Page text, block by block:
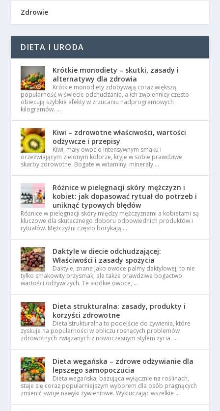
Zdrowie
DIETA I URODA
Krótkie monodiety – skutki, zasady i
alternatywy dla zdrowia
Krótkie monodiety zdobywają coraz większą
popularność w świecie odchudzania, a ich zwolennicy często
obiecują szybkie efekty w zrzucaniu nadprogramowych
kilogramów. …
Kiwi – zdrowotne właściwości, wartości
odżywcze i przepisy
Kiwi, mały owoc o intensywnym smaku i
orzeźwiającym zielonym kolorze, kryje w sobie prawdziwe
skarby zdrowotne. Bogate w witaminy, minerały …
Różnice w pielęgnacji skóry mężczyzn i
kobiet: jak dopasować rytuał do potrzeb i
uniknąć typowych błędów
Różnice w pielęgnacji skóry między mężczyznami a kobietami są
kluczowe dla skutecznego doboru odpowiednich produktów i
rytuałów. Mężczyźni często borykają …
Daktyle w diecie odchudzającej:
Właściwości i zasady spożycia
Daktyle, znane jako owoce palmy daktylowej, to nie
tylko smakowity przysmak, ale także prawdziwe bogactwo
wartości odżywczych. Te słodkie owoce, …
Dieta strukturalna: zasady, produkty i
korzyści zdrowotne
Dieta strukturalna to podejście do żywienia, które
zyskuje na popularności w obliczu rosnących problemów
zdrowotnych związanych z nowoczesnym stylem życia. …
Dieta wegańska – zdrowe odżywianie dla
lepszego samopoczucia
Dieta wegańska, bazująca wyłącznie na roślinach,
staje się coraz popularniejszym wyborem dla osób pragnących
zmienić swoje nawyki żywieniowe. Wykluczając wszelkie …